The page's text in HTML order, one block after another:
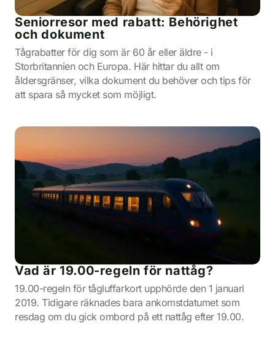
Seniorresor med rabatt: Behörighet
och dokument
Tågrabatter för dig som är 60 år eller äldre - i
Storbritannien och Europa. Här hittar du allt om
åldersgränser, vilka dokument du behöver och tips för
att spara så mycket som möjligt.
Vad är 19.00-regeln för nattåg?
19.00-regeln för tågluffarkort upphörde den 1 januari
2019. Tidigare räknades bara ankomstdatumet som
resdag om du gick ombord på ett nattåg efter 19.00.